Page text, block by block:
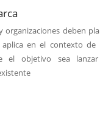
organizaciones deben
en el contexto de
el objetivo sea